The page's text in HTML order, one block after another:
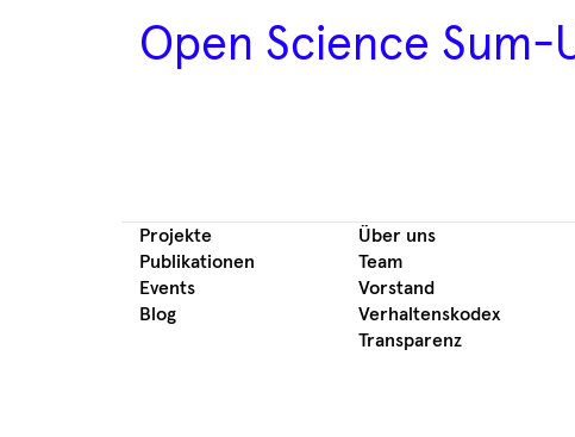
Open Science Sum-
Projekte
Publikationen
Events
Blog
Über uns
Team
Vorstand
Verhaltenskodex
Transparenz